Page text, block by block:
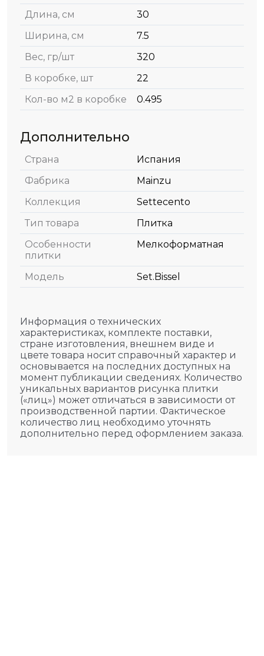
Длина, см
30
Ширина, см
7.5
Вес, гр/шт
320
В коробке, шт
22
Кол-во м2 в коробке
0.495
Дополнительно
Страна
Испания
Фабрика
Mainzu
Коллекция
Settecento
Тип товара
Плитка
Особенности
плитки
Мелкоформатная
Модель Set.Bissel
Информация о технических
характеристиках, комплекте поставки,
стране изготовления, внешнем виде и
цвете товара носит справочный характер и
основывается на последних доступных на
момент публикации сведениях. Количество
уникальных вариантов рисунка плитки
(«лиц») может отличаться в зависимости от
производственной партии. Фактическое
количество лиц необходимо уточнять
дополнительно перед оформлением заказа.